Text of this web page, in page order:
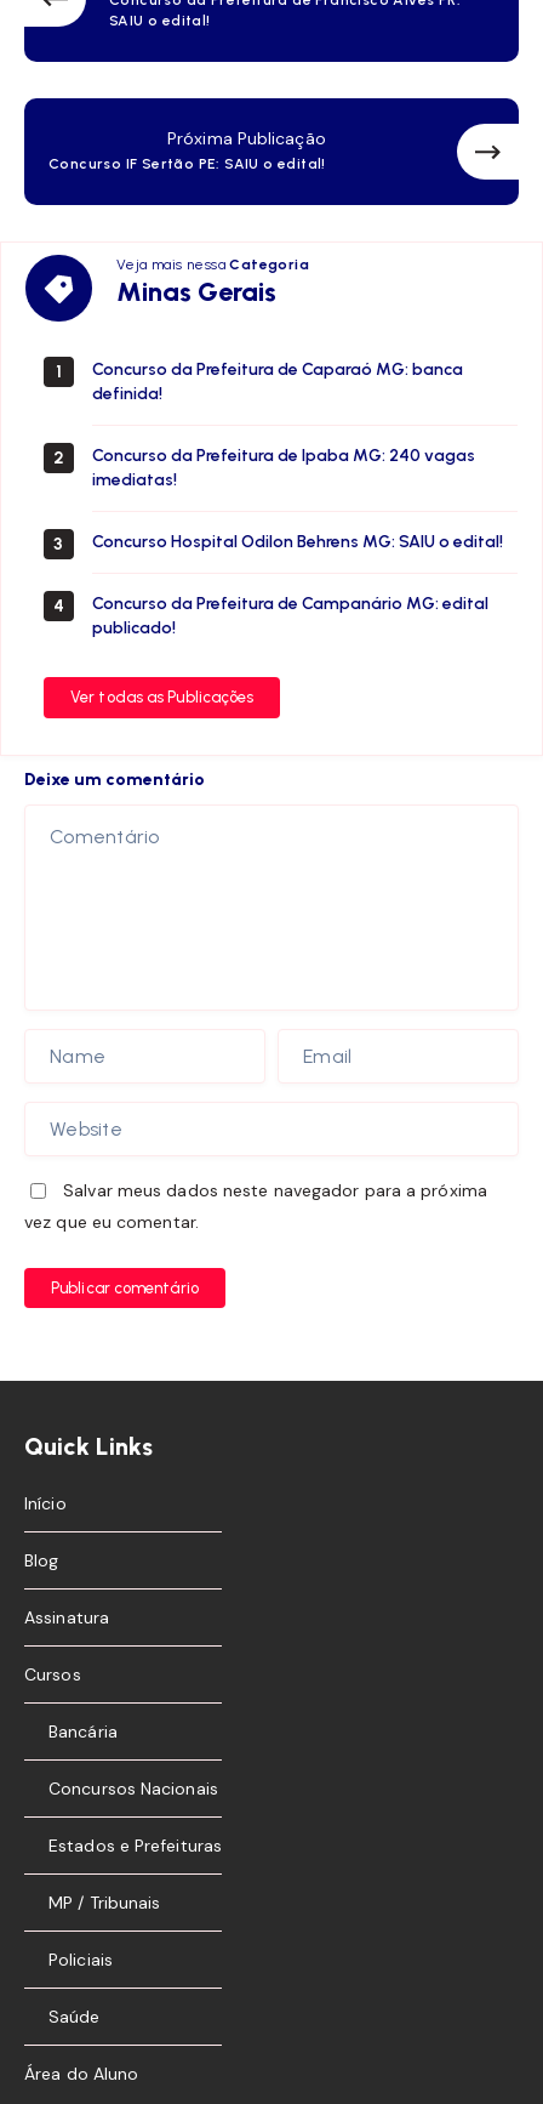
SAIU o edital!
Próxima Publicação
Concurso IF Sertão PE: SAIU o edital!
Veja mais nessaCategoria
Minas Gerais
Minas
Gerais
1
Concurso da Prefeitura de Caparaó MG: banca
definida!
2
Concurso da Prefeitura de Ipaba MG: 240 vagas
imediatas!
3 Concurso Hospital Odilon Behrens MG: SAIU o edital!
4
Concurso da Prefeitura de Campanário MG: edital
publicado!
Ver todas as Publicações
Deixe um comentário
Salvar meus dados neste navegador para a próxima
vez que eu comentar.
Publicar comentário
Quick Links
Início
Blog
Assinatura
Cursos
Bancária
Concursos Nacionais
Estados e Prefeituras
MP / Tribunais
Policiais
Saúde
Área do Aluno